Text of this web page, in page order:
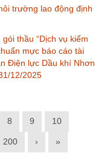
trường lao động định
thầu “Dịch vụ kiểm
mực báo cáo tài
Điện lực Dầu khí Nhơn
12/2025
8 9 10
200 › »